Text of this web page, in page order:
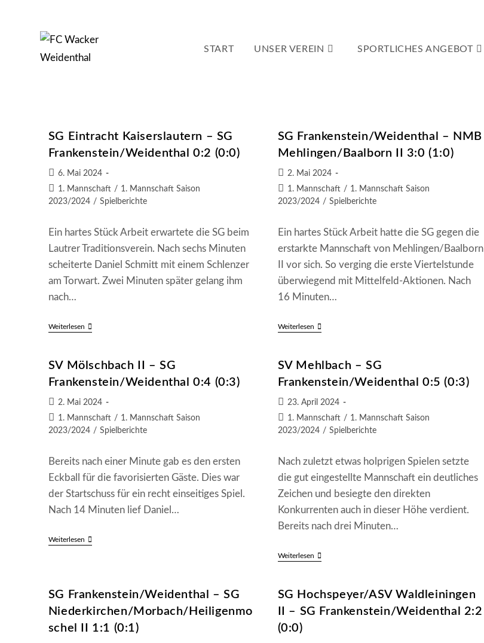
START UNSER VEREIN SPORTLICHES ANGEBOT
SG Eintracht Kaiserslautern – SG
Frankenstein/Weidenthal 0:2 (0:0)
Beitrag
veröffentlicht:
6. Mai 2024
Beitrags-
Kategorie:
1. Mannschaft / 1. Mannschaft Saison
2023/2024 / Spielberichte
Ein hartes Stück Arbeit erwartete die SG beim
Lautrer Traditionsverein. Nach sechs Minuten
scheiterte Daniel Schmitt mit einem Schlenzer
am Torwart. Zwei Minuten später gelang ihm
nach…
WeiterlesenSG
SG
0:2
SG Frankenstein/Weidenthal – NMB
Mehlingen/Baalborn II 3:0 (1:0)
Beitrag
veröffentlicht:
2. Mai 2024
Beitrags-
Kategorie:
1. Mannschaft / 1. Mannschaft Saison
2023/2024 / Spielberichte
Ein hartes Stück Arbeit hatte die SG gegen die
erstarkte Mannschaft von Mehlingen/Baalborn
II vor sich. So verging die erste Viertelstunde
überwiegend mit Mittelfeld-Aktionen. Nach
16 Minuten…
WeiterlesenSG
Mehlingen/Baalborn
3:0
SV Mölschbach II – SG
Frankenstein/Weidenthal 0:4 (0:3)
Beitrag
veröffentlicht:
2. Mai 2024
Beitrags-
Kategorie:
1. Mannschaft / 1. Mannschaft Saison
2023/2024 / Spielberichte
Bereits nach einer Minute gab es den ersten
Eckball für die favorisierten Gäste. Dies war
der Startschuss für ein recht einseitiges Spiel.
Nach 14 Minuten lief Daniel…
WeiterlesenSV
0:4
(0:3)
SV Mehlbach – SG
Frankenstein/Weidenthal 0:5 (0:3)
Beitrag
veröffentlicht:
23. April 2024
Beitrags-
Kategorie:
1. Mannschaft / 1. Mannschaft Saison
2023/2024 / Spielberichte
Nach zuletzt etwas holprigen Spielen setzte
die gut eingestellte Mannschaft ein deutliches
Zeichen und besiegte den direkten
Konkurrenten auch in dieser Höhe verdient.
Bereits nach drei Minuten…
WeiterlesenSV
Frankenstein/Weidenthal
(0:3)
SG Frankenstein/Weidenthal – SG
Niederkirchen/Morbach/Heiligenmo
schel II 1:1 (0:1)
SG Hochspeyer/ASV Waldleiningen
II – SG Frankenstein/Weidenthal 2:2
(0:0)